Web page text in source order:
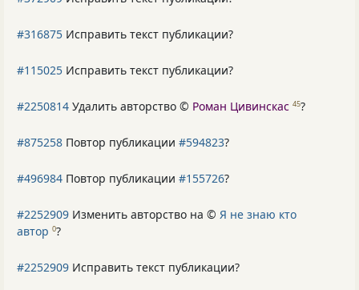
#316875 Исправить текст публикации?
#115025 Исправить текст публикации?
#2250814 Удалить авторство © Роман Цивинскас 45?
#875258 Повтор публикации #594823?
#496984 Повтор публикации #155726?
#2252909 Изменить авторство на © Я не знаю кто
автор 0?
#2252909 Исправить текст публикации?